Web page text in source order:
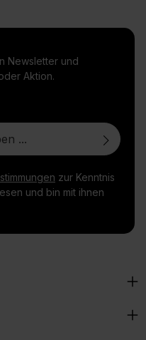
Newsletter und
Aktion.
zur Kenntnis
und bin mit ihnen